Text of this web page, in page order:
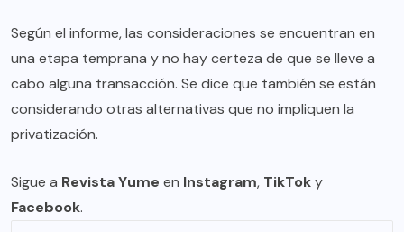
Según el informe, las consideraciones se encuentran en
una etapa temprana y no hay certeza de que se lleve a
cabo alguna transacción. Se dice que también se están
considerando otras alternativas que no impliquen la
privatización.
Sigue a Revista Yume en Instagram, TikToky
Facebook.